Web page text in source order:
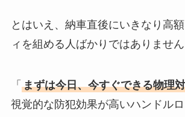
とはいえ、納車直後にいきなり高
ィを組める人ばかりではありません
「 まずは今日、今すぐできる物理
視覚的な防犯効果が高いハンドル